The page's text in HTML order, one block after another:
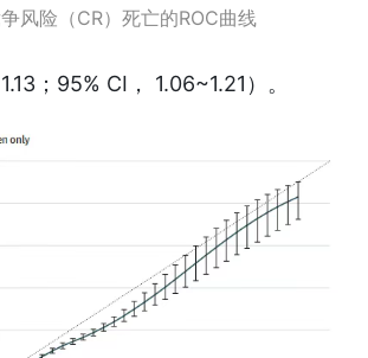
风险（CR）死亡的ROC曲线
；95% CI， 1.06~1.21）。